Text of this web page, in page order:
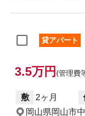
貸アパート
3.5万円 (管理費
敷 2ヶ月
岡山県岡山市